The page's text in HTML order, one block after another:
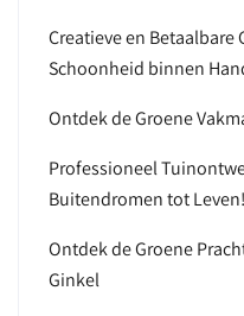
Creatieve en
Schoonheid binnen
Ontdek de Groene
Professioneel
Buitendromen tot Leven!
Ontdek de Groene
Ginkel